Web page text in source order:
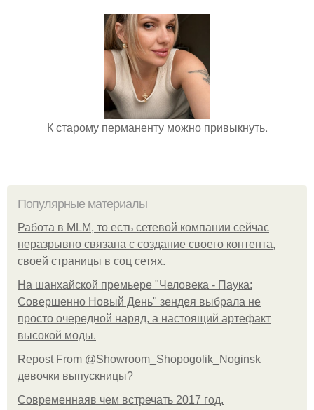
К старому перманенту можно привыкнуть.
Популярные материалы
Работа в MLM, то есть сетевой компании сейчас
неразрывно связана с создание своего контента,
своей страницы в соц сетях.
На шанхайской премьере "Человека - Паука:
Совершенно Новый День" зендея выбрала не
просто очередной наряд, а настоящий артефакт
высокой моды.
Repost From @Showroom_Shopogolik_Noginsk
девочки выпускницы?
Современнаяв чем встречать 2017 год.